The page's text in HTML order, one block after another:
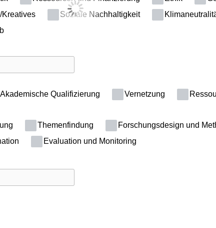
Kreatives Soziale Nachhaltigkeit
Akademische Qualifizierung Vernetzung
Themenfindung Forschungsdesign und
Evaluation und Monitoring